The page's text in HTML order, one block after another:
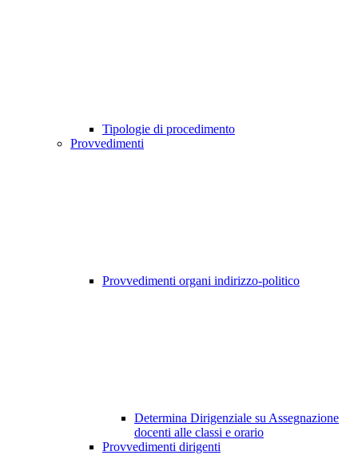
Tipologie di procedimento
Provvedimenti
Provvedimenti organi indirizzo-politico
Determina Dirigenziale su Assegnazione
docenti alle classi e orario
Provvedimenti dirigenti